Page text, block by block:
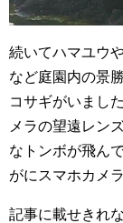
続いてハマユウ
など庭園内の景
コサギがいまし
メラの望遠レン
なトンボが飛ん
がにスマホカメ
記事に載せきれ